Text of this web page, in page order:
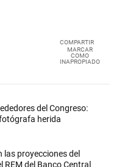
COMPARTIR
MARCAR
COMO
INAPROPIADO
comentarios en los
violencia sigue en los
del Congreso:
herida
y dólar: cuáles son
proyecciones del
del Banco Central